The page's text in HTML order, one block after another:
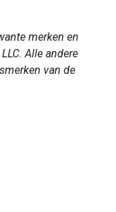
merken en
Alle andere
van de